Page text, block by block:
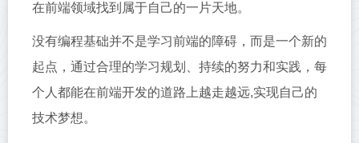
在前端领域找到属于自己的一片天地。
没有编程基础并不是学习前端的障碍，而是一个新的
起点，通过合理的学习规划、持续的努力和实践，每
个人都能在前端开发的道路上越走越远,实现自己的
技术梦想。